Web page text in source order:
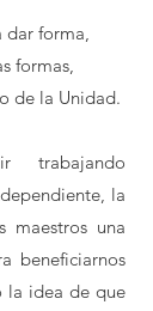
dar forma,
formas,
de la Unidad.
trabajando
la
maestros una
beneficiarnos
la idea de que